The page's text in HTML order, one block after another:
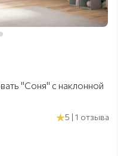
"Соня" с наклонной
5 | 1 отзыва